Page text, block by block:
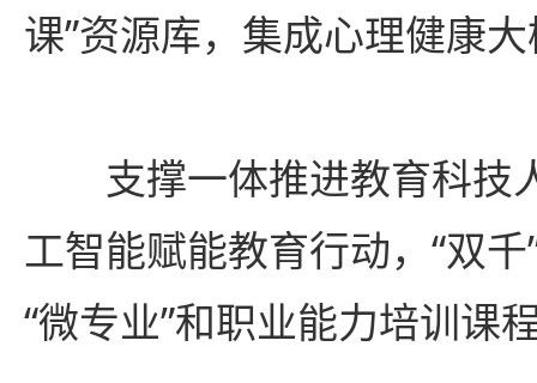
课”资源库，集成心理健康
支撑一体推进教育科技
工智能赋能教育行动，“双
“微专业”和职业能力培训课